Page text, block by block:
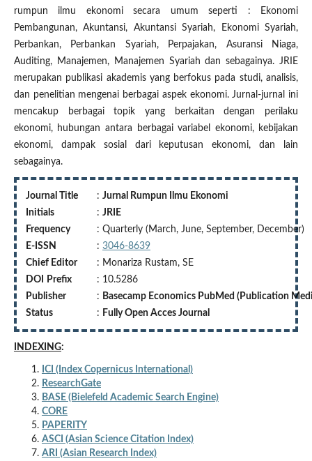
rumpun ilmu ekonomi secara umum seperti : Ekonomi
Pembangunan, Akuntansi, Akuntansi Syariah, Ekonomi Syariah,
Perbankan, Perbankan Syariah, Perpajakan, Asuransi Niaga,
Auditing, Manajemen, Manajemen Syariah dan sebagainya. JRIE
merupakan publikasi akademis yang berfokus pada studi, analisis,
dan penelitian mengenai berbagai aspek ekonomi. Jurnal-jurnal ini
mencakup berbagai topik yang berkaitan dengan perilaku
ekonomi, hubungan antara berbagai variabel ekonomi, kebijakan
ekonomi, dampak sosial dari keputusan ekonomi, dan lain
sebagainya.
Journal Title : Jurnal Rumpun Ilmu Ekonomi
Initials
: JRIE
Frequency
: Quarterly (March, June, September, December)
E-ISSN
: 3046-8639
Chief Editor
: Monariza Rustam, SE
DOI
Prefix
: 10.5286
Publisher
: Basecamp Economics PubMed (Publication
Status
: Fully Open Acces Journal
INDEXING:
ICI (Index Copernicus International)
ResearchGate
BASE (Bielefeld Academic Search Engine)
CORE
PAPERITY
ASCI (Asian Science Citation Index)
ARI (Asian Research Index)